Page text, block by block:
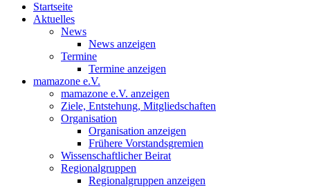
Startseite
Aktuelles
News
News anzeigen
Termine
Termine anzeigen
mamazone e.V.
mamazone e.V. anzeigen
Ziele, Entstehung, Mitgliedschaften
Organisation
Organisation anzeigen
Frühere Vorstandsgremien
Wissenschaftlicher Beirat
Regionalgruppen
Regionalgruppen anzeigen